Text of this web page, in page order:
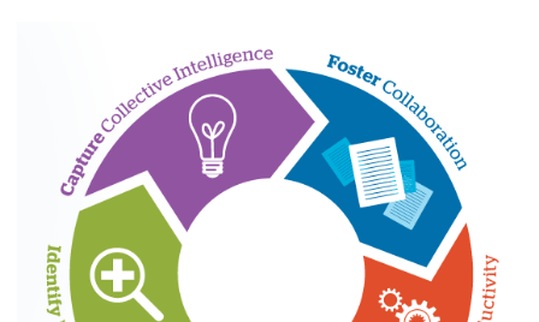
réseau
d’entreprise